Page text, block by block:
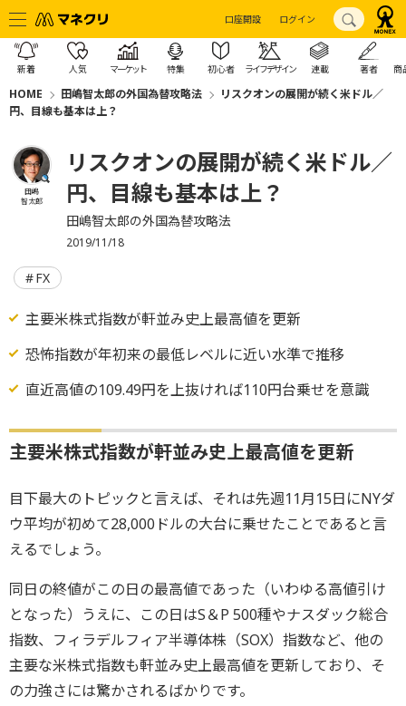
口座開設 ログイン
新着 人気 マーケット 特集 初心者 ライフデザイン 連載 著者 商
HOME 田嶋智太郎の外国為替攻略法
リスクオンの展開が続く米ドル／
円、目線も基本は上？
田嶋
智太郎
リスクオンの展開が続く米ドル／
円、目線も基本は上？
田嶋智太郎の外国為替攻略法
2019/11/18
FX
主要米株式指数が軒並み史上最高値を更新
恐怖指数が年初来の最低レベルに近い水準で推移
直近高値の109.49円を上抜ければ110円台乗せを意識
主要米株式指数が軒並み史上最高値を更新
目下最大のトピックと言えば、それは先週11月15日にNYダ
ウ平均が初めて28,000ドルの大台に乗せたことであると言
えるでしょう。
同日の終値がこの日の最高値であった（いわゆる高値引け
となった）うえに、この日はS＆P 500種やナスダック総合
指数、フィラデルフィア半導体株（SOX）指数など、他の
主要な米株式指数も軒並み史上最高値を更新しており、そ
の力強さには驚かされるばかりです。